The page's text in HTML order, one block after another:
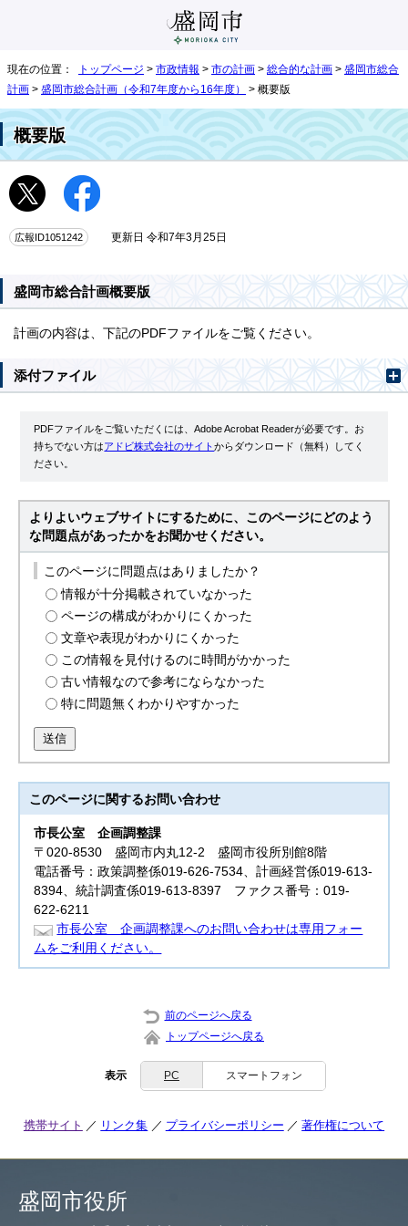
現在の位置： トップページ > 市政情報 > 市の計画 > 総合的な計画 > 盛岡市総合
計画 > 盛岡市総合計画（令和7年度から16年度） > 概要版
概要版
広報ID1051242 更新日 令和7年3月25日
盛岡市総合計画概要版
計画の内容は、下記のPDFファイルをご覧ください。
添付ファイル
PDFファイルをご覧いただくには、Adobe Acrobat Readerが必要です。お
持ちでない方はアドビ株式会社のサイトからダウンロード（無料）してく
ださい。
よりよいウェブサイトにするために、このページにどのよう
な問題点があったかをお聞かせください。
このページに問題点はありましたか？
情報が十分掲載されていなかった
ページの構成がわかりにくかった
文章や表現がわかりにくかった
この情報を見付けるのに時間がかかった
古い情報なので参考にならなかった
特に問題無くわかりやすかった
送信
このページに関するお問い合わせ
市長公室企画調整課
〒020-8530 盛岡市内丸12-2 盛岡市役所別館8階
電話番号：政策調整係019-626-7534、計画経営係019-613-
8394、統計調査係019-613-8397 ファクス番号：019-
622-6211
市長公室 企画調整課へのお問い合わせは専用フォー
ムをご利用ください。
前のページへ戻る
トップページへ戻る
表示 PC スマートフォン
携帯サイト リンク集 プライバシーポリシー 著作権について
盛岡市役所